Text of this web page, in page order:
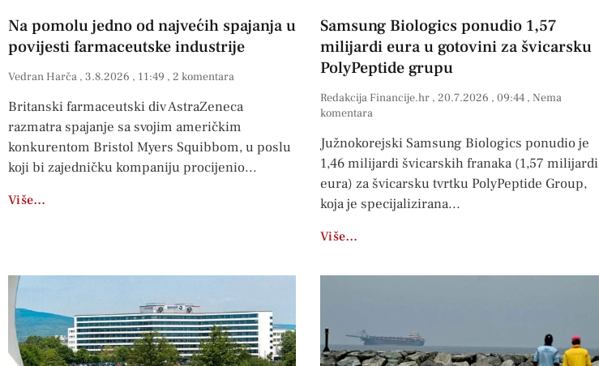
Na pomolu jedno od najvećih spajanja u
povijesti farmaceutske industrije
Vedran Harča 3.8.2026 11:49 2 komentara
Britanski farmaceutski div AstraZeneca
razmatra spajanje sa svojim američkim
konkurentom Bristol Myers Squibbom, u poslu
koji bi zajedničku kompaniju procijenio
Više…
Samsung Biologics ponudio 1,57
milijardi eura u gotovini za švicarsku
PolyPeptide grupu
Redakcija Financije.hr 20.7.2026 09:44 Nema
komentara
Južnokorejski Samsung Biologics ponudio je
1,46 milijardi švicarskih franaka (1,57 milijardi
eura) za švicarsku tvrtku PolyPeptide Group,
koja je specijalizirana
Više…